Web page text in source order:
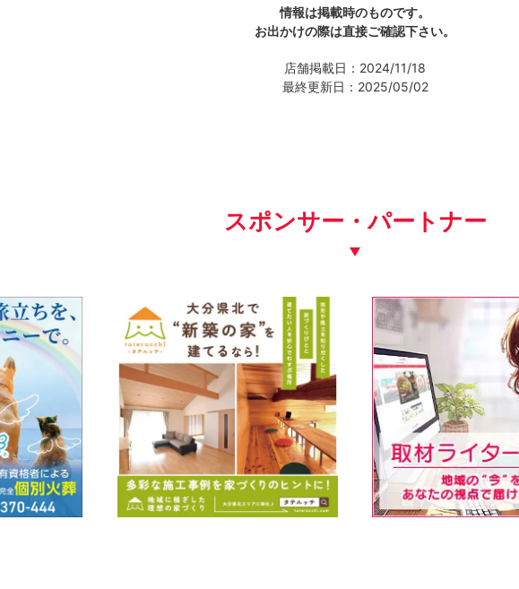
情報は掲載時のものです。
お出かけの際は直接ご確認下さい。
店舗掲載日：2024/11/18
最終更新日：2025/05/02
スポンサー・パートナー